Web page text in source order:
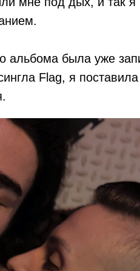
альбома была уже
Flag, я поставила